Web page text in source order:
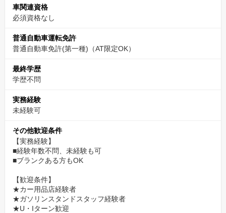
車関連資格
必須資格なし
普通自動車運転免許
普通自動車免許(第一種)（AT限定OK）
最終学歴
学歴不問
実務経験
未経験可
その他歓迎条件
【実務経験】
■経験年数不問、未経験も可
■ブランクある方もOK
【歓迎条件】
★カー用品店経験者
★ガソリンスタンドスタッフ経験者
★U・Iターン歓迎